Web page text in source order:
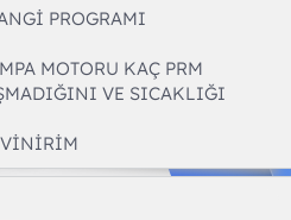
m
PROGRAMI
MOTORU KAÇ PRM
VE SICAKLIĞI